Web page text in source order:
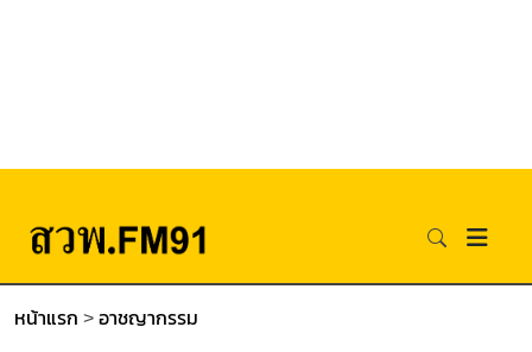
หน้าแรก > อาชญากรรม